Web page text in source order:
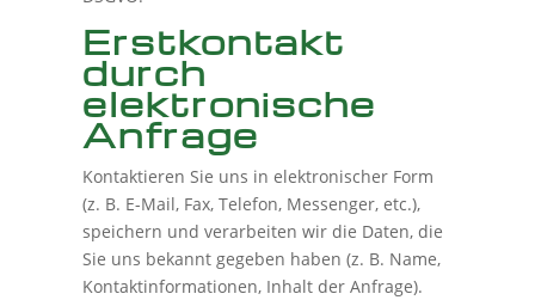
Erstkontakt
durch
elektronische
Anfrage
Kontaktieren Sie uns in elektronischer Form
(z. B. E-Mail, Fax, Telefon, Messenger, etc.),
speichern und verarbeiten wir die Daten, die
Sie uns bekannt gegeben haben (z. B. Name,
Kontaktinformationen, Inhalt der Anfrage).